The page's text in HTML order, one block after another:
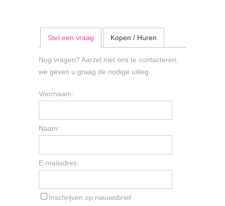
Stel een vraag Kopen / Huren
Nog vragen? Aarzel niet ons te contacteren,
we geven u graag de nodige uitleg.
Voornaam:
Naam:
E-mailadres:
Inschrijven op nieuwsbrief